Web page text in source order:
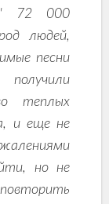
72 000
людей,
песни
теплых
и еще не
но не